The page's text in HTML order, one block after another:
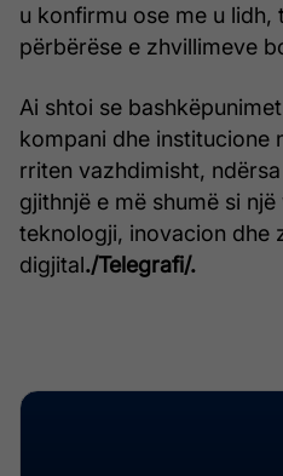
u konfirmu ose me u lidh,
përbërëse e zhvillimeve
Ai shtoi se
kompani dhe institucione
rriten vazhdimisht,
gjithnjë e më shumë si
teknologji, inovacion dhe
digjital./Telegrafi/.